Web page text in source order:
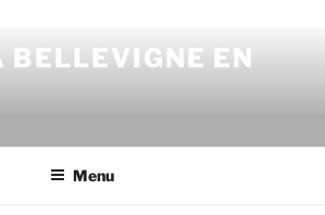
BELLEVIGNE EN
Menu